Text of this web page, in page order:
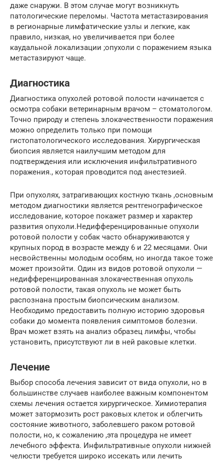
даже снаружи. В этом случае могут возникнуть
патологические переломы. Частота метастазирования
в регионарные лимфатические узлы и легкие, как
правило, низкая, но увеличивается при более
каудальной локализации ;опухоли с поражением языка
метастазируют чаще.
Диагностика
Диагностика опухолей ротовой полости начинается с
осмотра собаки ветеринарным врачом – стоматологом.
Точно природу и степень злокачественности поражения
можно определить только при помощи
гистопатологического исследования. Хирургическая
биопсия является наилучшим методом для
подтверждения или исключения инфильтративного
поражения., которая проводится под анестезией.
При опухолях, затрагивающих костную ткань ,основным
методом диагностики является рентгенографическое
исследование, которое покажет размер и характер
развития опухоли.Недифференцированные опухоли
ротовой полости у собак часто обнаруживаются у
крупных пород в возрасте между 6 и 22 месяцами. Они
несвойственны молодым особям, но иногда такое тоже
может произойти. Один из видов ротовой опухоли —
недифференцированная злокачественная опухоль
ротовой полости, такая опухоль не может быть
распознана простым биопсическим анализом.
Необходимо предоставить полную историю здоровья
собаки до момента появления симптомов болезни.
Врач может взять на анализ образец лимфы, чтобы
установить, присутствуют ли в ней раковые клетки.
Лечение
Выбор способа лечения зависит от вида опухоли, но в
большинстве случаев наиболее важным компонентом
схемы лечения остается хирургическое. Химиотерапия
может затормозить рост раковых клеток и облегчить
состояние животного, заболевшего раком ротовой
полости, но, к сожалению ,эта процедура не имеет
лечебного эффекта. Инфильтративные опухоли нижней
челюсти требуется широко иссекать или лечить